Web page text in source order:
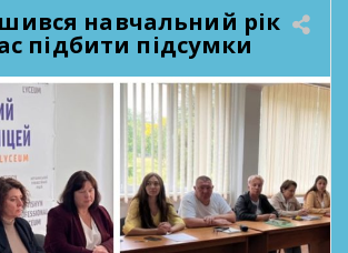
навчальний рік
підбити підсумки